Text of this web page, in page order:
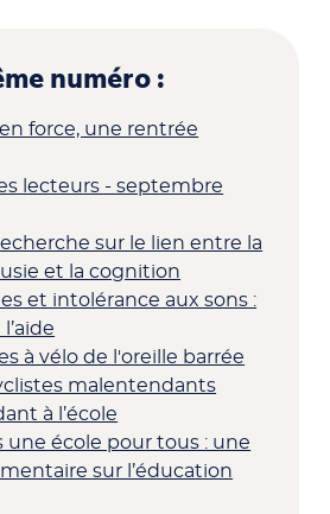
numéro :
force, une rentrée
lecteurs - septembre
sur le lien entre la
et la cognition
et intolérance aux sons :
à vélo de l'oreille barrée
malentendants
à l’école
une école pour tous : une
sur l’éducation